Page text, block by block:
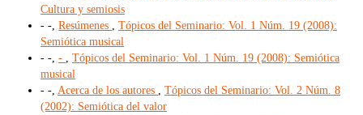
Cultura y semiosis
- -, Resúmenes
Tópicos del Seminario: Vol. 1 Núm. 19 (2008):
Semiótica musical
- -, -
Tópicos del Seminario: Vol. 1 Núm. 19 (2008): Semiótica
musical
- -, Acerca de los autores
Tópicos del Seminario: Vol. 2 Núm. 8
(2002): Semiótica del valor